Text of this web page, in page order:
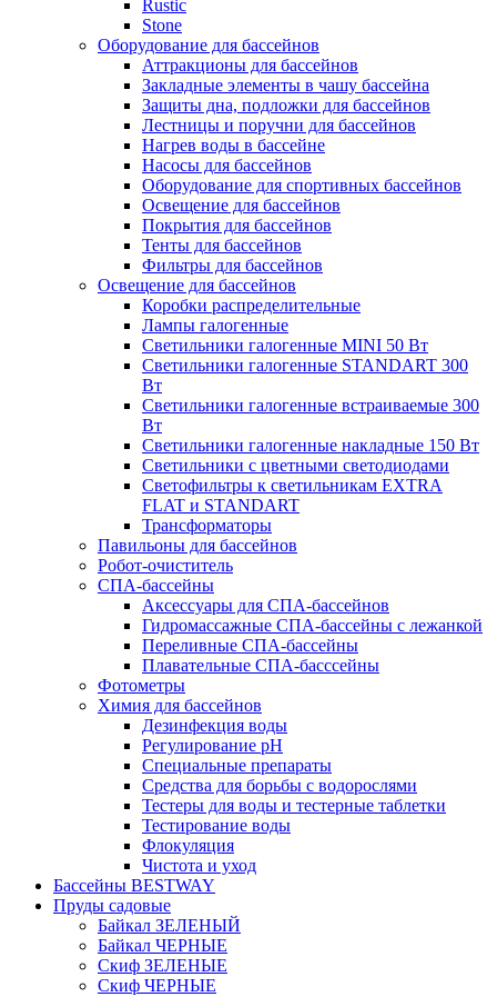
Rustic
Stone
Оборудование для бассейнов
Аттракционы для бассейнов
Закладные элементы в чашу бассейна
Защиты дна, подложки для бассейнов
Лестницы и поручни для бассейнов
Нагрев воды в бассейне
Насосы для бассейнов
Оборудование для спортивных бассейнов
Освещение для бассейнов
Покрытия для бассейнов
Тенты для бассейнов
Фильтры для бассейнов
Освещение для бассейнов
Коробки распределительные
Лампы галогенные
Светильники галогенные MINI 50 Вт
Светильники галогенные STANDART 300
Вт
Светильники галогенные встраиваемые 300
Вт
Светильники галогенные накладные 150 Вт
Светильники с цветными светодиодами
Светофильтры к светильникам EXTRA
FLAT и STANDART
Трансформаторы
Павильоны для бассейнов
Робот-очиститель
СПА-бассейны
Аксессуары для СПА-бассейнов
Гидромассажные СПА-бассейны с лежанкой
Переливные СПА-бассейны
Плавательные СПА-басссейны
Фотометры
Химия для бассейнов
Дезинфекция воды
Регулирование pH
Специальные препараты
Средства для борьбы с водорослями
Тестеры для воды и тестерные таблетки
Тестирование воды
Флокуляция
Чистота и уход
Бассейны BESTWAY
Пруды садовые
Байкал ЗЕЛЕНЫЙ
Байкал ЧЕРНЫЕ
Скиф ЗЕЛЕНЫЕ
Скиф ЧЕРНЫЕ